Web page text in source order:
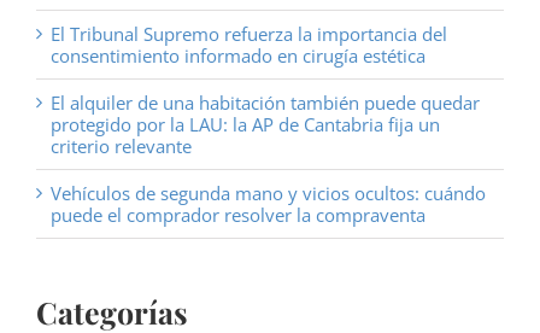
El Tribunal Supremo refuerza la importancia del
consentimiento informado en cirugía estética
El alquiler de una habitación también puede quedar
protegido por la LAU: la AP de Cantabria fija un
criterio relevante
Vehículos de segunda mano y vicios ocultos: cuándo
puede el comprador resolver la compraventa
Categorías